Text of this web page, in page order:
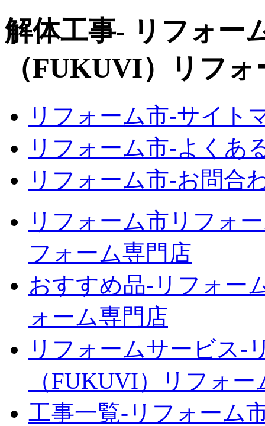
解体工事‐ リフォー
（FUKUVI）リフ
リフォーム市‐サイト
リフォーム市‐よくあ
リフォーム市‐お問合
リフォーム市リフォ
フォーム専門店
おすすめ品‐リフォー
ォーム専門店
リフォームサービス‐
（FUKUVI）リフォ
工事一覧‐リフォーム